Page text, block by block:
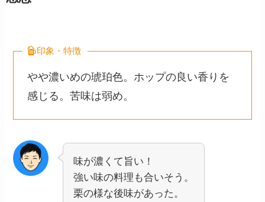
印象・特徴
やや濃いめの琥珀色。ホップの良い香りを
感じる。苦味は弱め。
味が濃くて旨い！
強い味の料理も合いそう。
栗の様な後味があった。